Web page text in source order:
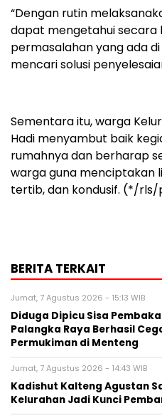
“Dengan rutin
dapat mengetahui secara
permasalahan yang ada
mencari solusi
Sementara itu, warga
Hadi menyambut baik
rumahnya dan berharap
warga guna menciptakan
tertib, dan kondusif. (*/
BERITA TERKAIT
Jumat, 7 Agustus 2026 - 15:13 WIB
Diduga Dipicu Sisa
Palangka Raya Berhasil
Permukiman di Menteng
Jumat, 7 Agustus 2026 - 14:43 WIB
Kadishut Kalteng Agustan
Kelurahan Jadi Kunci